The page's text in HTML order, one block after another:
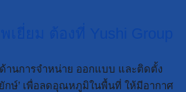
านการจำหน่าย ออกแบบ และติดตั้ง
กษ์’ เพื่อลดอุณหภูมิในพื้นที่ ให้มีอากาศ